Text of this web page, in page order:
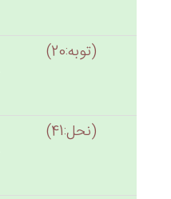
(توبه:20)
(نحل:41)